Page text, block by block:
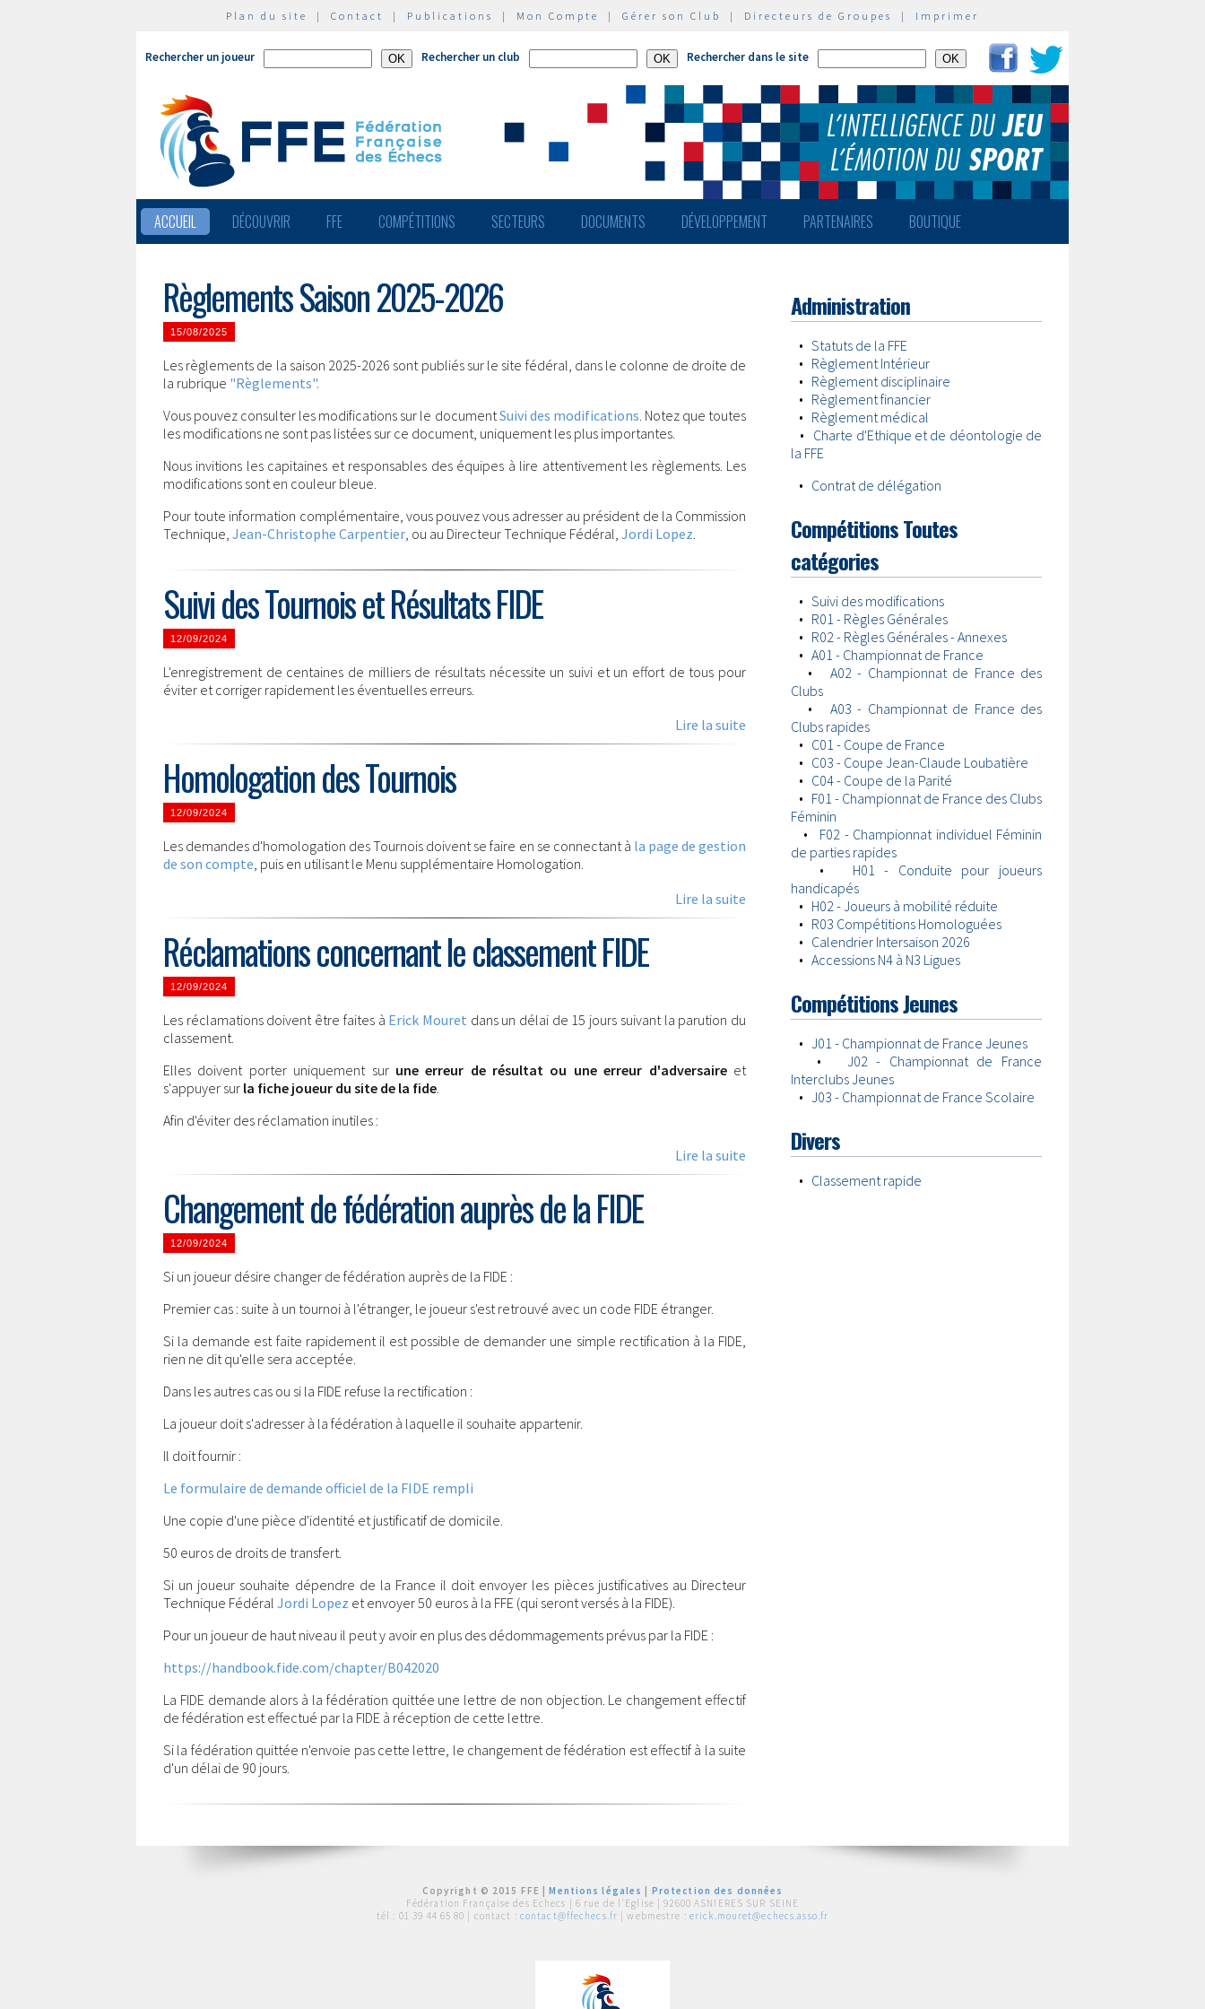
Plan du site | Contact | Publications | Mon Compte | Gérer son Club | Directeurs de Groupes | Imprimer
Rechercher un joueur Rechercher un club Rechercher dans le site
ACCUEIL DÉCOUVRIR FFE COMPÉTITIONS SECTEURS DOCUMENTS DÉVELOPPEMENT PARTENAIRES BOUTIQUE
Règlements Saison 2025-2026
15/08/2025
Les règlements de la saison 2025-2026 sont publiés sur le site fédéral, dans le colonne de droite de
la rubrique "Règlements".
Vous pouvez consulter les modifications sur le documentSuivi des modifications. Notez que toutes
les modifications ne sont pas listées sur ce document, uniquement les plus importantes.
Nous invitions les capitaines et responsables des équipes à lire attentivement les règlements. Les
modifications sont en couleur bleue.
Pour toute information complémentaire, vous pouvez vous adresser au président de la Commission
Technique, Jean-Christophe Carpentier, ou au Directeur Technique Fédéral, Jordi Lopez.
Suivi des Tournois et Résultats FIDE
12/09/2024
L'enregistrement de centaines de milliers de résultats nécessite un suivi et un effort de tous pour
éviter et corriger rapidement les éventuelles erreurs.
Lire la suite
Homologation des Tournois
12/09/2024
Les demandes d'homologation des Tournois doivent se faire en se connectant à la page de gestion
de son compte, puis en utilisant le Menu supplémentaire Homologation.
Lire la suite
Réclamations concernant le classement FIDE
12/09/2024
Les réclamations doivent être faites à Erick Mouret dans un délai de 15 jours suivant la parution du
classement.
Elles doivent porter uniquement sur une erreur de résultat ou une erreur d'adversaireet
s'appuyer sur la fiche joueur du site de la fide.
Afin d'éviter des réclamation inutiles :
Lire la suite
Changement de fédération auprès de la FIDE
12/09/2024
Si un joueur désire changer de fédération auprès de la FIDE :
Premier cas : suite à un tournoi à l'étranger, le joueur s'est retrouvé avec un code FIDE étranger.
Si la demande est faite rapidement il est possible de demander une simple rectification à la FIDE,
rien ne dit qu'elle sera acceptée.
Dans les autres cas ou si la FIDE refuse la rectification :
La joueur doit s'adresser à la fédération à laquelle il souhaite appartenir.
Il doit fournir :
Le formulaire de demande officiel de la FIDE rempli
Une copie d'une pièce d'identité et justificatif de domicile.
50 euros de droits de transfert.
Si un joueur souhaite dépendre de la France il doit envoyer les pièces justificatives au Directeur
Technique Fédéral Jordi Lopez et envoyer 50 euros à la FFE (qui seront versés à la FIDE).
Pour un joueur de haut niveau il peut y avoir en plus des dédommagements prévus par la FIDE :
https://handbook.fide.com/chapter/B042020
La FIDE demande alors à la fédération quittée une lettre de non objection. Le changement effectif
de fédération est effectué par la FIDE à réception de cette lettre.
Si la fédération quittée n'envoie pas cette lettre, le changement de fédération est effectif à la suite
d'un délai de 90 jours.
Administration
• Statuts de la FFE
• Règlement Intérieur
• Règlement disciplinaire
• Règlement financier
• Règlement médical
• Charte d'Ethique et de déontologie de
la FFE
• Contrat de délégation
Compétitions Toutes
catégories
• Suivi des modifications
• R01 - Règles Générales
• R02 - Règles Générales - Annexes
• A01 - Championnat de France
• A02 - Championnat de France des
Clubs
• A03 - Championnat de France des
Clubs rapides
• C01 - Coupe de France
• C03 - Coupe Jean-Claude Loubatière
• C04 - Coupe de la Parité
• F01 - Championnat de France des Clubs
Féminin
• F02 - Championnat individuel Féminin
de parties rapides
• H01 - Conduite pour joueurs
handicapés
• H02 - Joueurs à mobilité réduite
• R03 Compétitions Homologuées
• Calendrier Intersaison 2026
• Accessions N4 à N3 Ligues
Compétitions Jeunes
• J01 - Championnat de France Jeunes
• J02 - Championnat de France
Interclubs Jeunes
• J03 - Championnat de France Scolaire
Divers
• Classement rapide
Copyright © 2015 FFE |Mentions légales
Protection des données
Fédération Française des Echecs | 6 rue de l'Eglise | 92600 ASNIERES SUR SEINE
tél : 01 39 44 65 80 | contact : contact@ffechecs.fr | webmestre : erick.mouret@echecs.asso.fr